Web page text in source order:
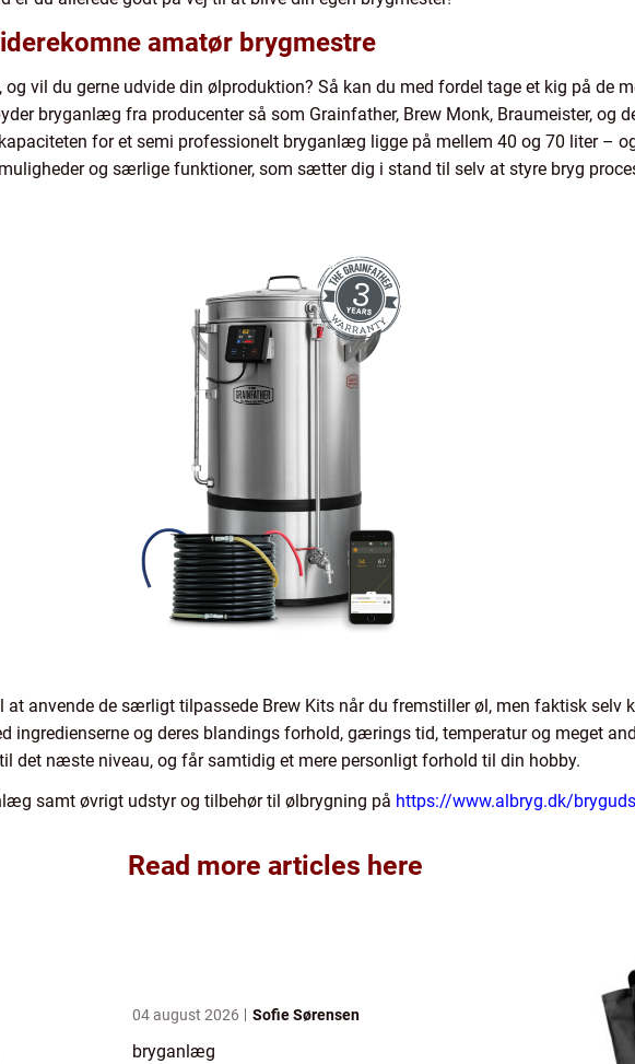
amatør brygmestre
vil du gerne udvide din ølproduktion? Så kan du med fordel tage et kig på de
bryganlæg fra producenter så som Grainfather, Brew Monk, Braumeister, og
for et semi professionelt bryganlæg ligge på mellem 40 og 70 liter –
og særlige funktioner, som sætter dig i stand til selv at styre bryg
at anvende de særligt tilpassede Brew Kits når du fremstiller øl, men faktisk selv
ingredienserne og deres blandings forhold, gærings tid, temperatur og meget
det næste niveau, og får samtidig et mere personligt forhold til din hobby.
samt øvrigt udstyr og tilbehør til ølbrygning på https://www.albryg.dk/
Read more articles here
04 august 2026 Sofie Sørensen
bryganlæg